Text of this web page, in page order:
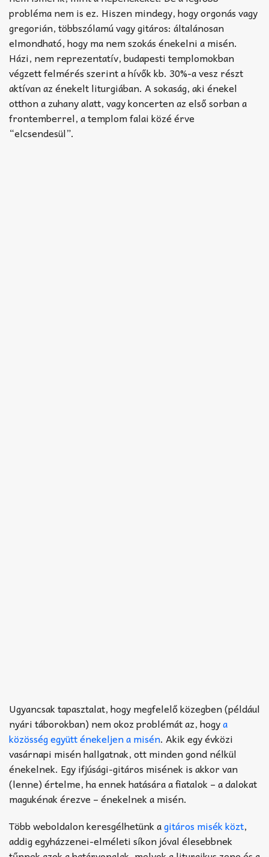
probléma nem is ez. Hiszen mindegy, hogy orgonás vagy
gregorián, többszólamú vagy gitáros: általánosan
elmondható, hogy ma nem szokás énekelni a misén.
Házi, nem reprezentatív, budapesti templomokban
végzett felmérés szerint a hívők kb. 30%-a vesz részt
aktívan az énekelt liturgiában. A sokaság, aki énekel
otthon a zuhany alatt, vagy koncerten az első sorban a
frontemberrel, a templom falai közé érve
“elcsendesül”.
Ugyancsak tapasztalat, hogy megfelelő közegben (például
nyári táborokban) nem okoz problémát az, hogya
közösség együtt énekeljen a misén. Akik egy évközi
vasárnapi misén hallgatnak, ott minden gond nélkül
énekelnek. Egy ifjúsági-gitáros misének is akkor van
(lenne) értelme, ha ennek hatására a fiatalok – a dalokat
magukénak érezve – énekelnek a misén.
Több weboldalon keresgélhetünk agitáros misék közt,
addig egyházzenei-elméleti síkon jóval élesebbnek